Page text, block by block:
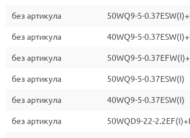
без артикула 50WQ9-5-
без артикула 40WQ9-5-
без артикула 50WQ9-5-
без артикула 50WQ9-5-0.37ESW(I)
без артикула 40WQ9-5-0.37ESW(I)
без артикула 50WQD9-22-